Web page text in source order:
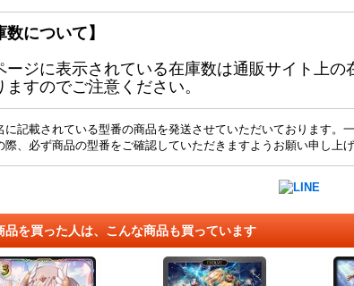
数について】
ージに表示されている在庫数は通販サイト上
ますのでご注意ください。
記載されている型番の商品を発送させていただいております。
際、必ず商品の型番をご確認していただきますようお願い申し上げ
品を買った人は、こんな商品も買っています